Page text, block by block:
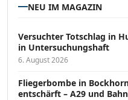
NEU IM MAGAZIN
Versucht­er Totschlag in
in Untersuchungshaft
6. August 2026
Fliegerbombe in
entschärft – A29 und